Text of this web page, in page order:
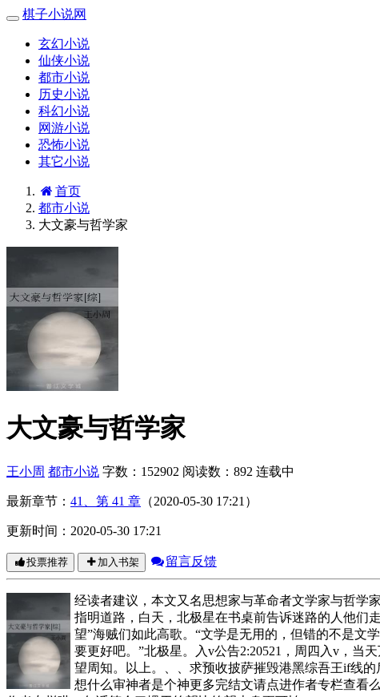
棋子小说网
玄幻小说
仙侠小说
都市小说
历史小说
科幻小说
网游小说
恐怖小说
其它小说
首页
都市小说
大文豪与哲学家
大文豪与哲学家
王小周 都市小说 字数：152902 阅读数：892 连载中
最新章节： 41、第 41 章 （2020-05-30 17:21）
更新时间：2020-05-30 17:21
投票推荐 加入书架 留言反馈
经读者建议，本文又名思想家与革命者文学家与哲学
指明道路，白天，北极星在书桌前告诉迷路的人他们
望”海贼们如此高歌。“文学是无用的，但错的不是文
要更好吧。”北极星。入v公告2:20521，周四入v，当
望周知。以上。、、求预收披萨摧毁港黑综吾王if线
想什么审神者是个神更多完结文请点进作者专栏查